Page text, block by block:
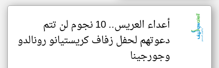
أعداء العريس.. 10 نجوم لن تتم
دعوتهم لحفل زفاف كريستيانو رونالدو
وجورجينا